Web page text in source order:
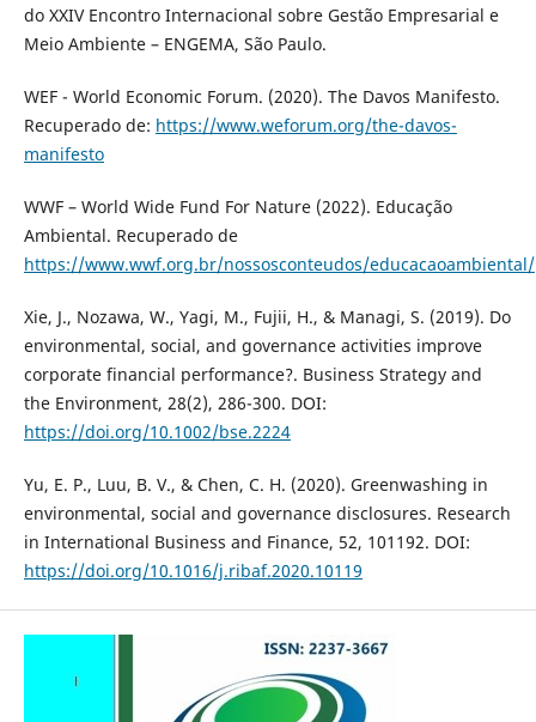
do XXIV Encontro Internacional sobre Gestão Empresarial e
Meio Ambiente – ENGEMA, São Paulo.
WEF - World Economic Forum. (2020). The Davos Manifesto.
Recuperado de: https://www.weforum.org/the-davos-
manifesto
WWF – World Wide Fund For Nature (2022). Educação
Ambiental. Recuperado de
https://www.wwf.org.br/nossosconteudos/educacaoambiental/
Xie, J., Nozawa, W., Yagi, M., Fujii, H., & Managi, S. (2019). Do
environmental, social, and governance activities improve
corporate financial performance?. Business Strategy and
the Environment, 28(2), 286-300. DOI:
https://doi.org/10.1002/bse.2224
Yu, E. P., Luu, B. V., & Chen, C. H. (2020). Greenwashing in
environmental, social and governance disclosures. Research
in International Business and Finance, 52, 101192. DOI:
https://doi.org/10.1016/j.ribaf.2020.10119